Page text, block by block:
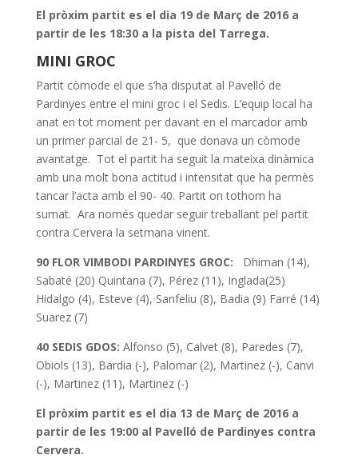
El pròxim partit es el dia 19 de Març de 2016 a
partir de les 18:30 a la pista del Tarrega.
MINI GROC
Partit còmode el que s’ha disputat al Pavelló de
Pardinyes entre el mini groc i el Sedis. L’equip local ha
anat en tot moment per davant en el marcador amb
un primer parcial de 21- 5, que donava un còmode
avantatge. Tot el partit ha seguit la mateixa dinàmica
amb una molt bona actitud i intensitat que ha permès
tancar l’acta amb el 90- 40. Partit on tothom ha
sumat. Ara només quedar seguir treballant pel partit
contra Cervera la setmana vinent.
90 FLOR VIMBODI PARDINYES GROC: Dhiman (14),
Sabaté (20) Quintana (7), Pérez (11), Inglada(25)
Hidalgo (4), Esteve (4), Sanfeliu (8), Badia (9) Farré (14)
Suarez (7)
40 SEDIS GDOS: Alfonso (5), Calvet (8), Paredes (7),
Obiols (13), Bardia (-), Palomar (2), Martinez (-), Canvi
(-), Martinez (11), Martinez (-)
El pròxim partit es el dia 13 de Març de 2016 a
partir de les 19:00 al Pavelló de Pardinyes contra
Cervera.